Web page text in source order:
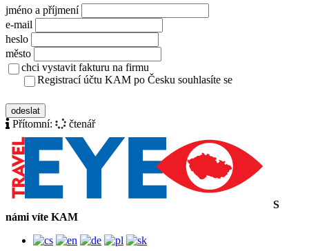
jméno a příjmení
e-mail
heslo
město
chci vystavit fakturu na firmu
Registrací účtu KAM po Česku souhlasíte se
odeslat
Přítomní: čtenář
S
námi víte KAM